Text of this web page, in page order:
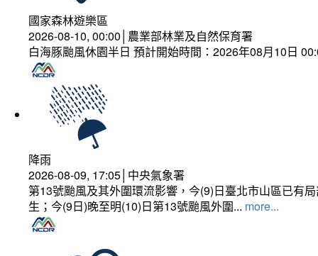
國家森林遊樂區
2026-08-10, 00:00│農業部林業及自然保育署
白海豚颱風休園半日 預計開始時間：2026年08月10日
降雨
2026-08-09, 17:05│中央氣象署
第13號颱風及其外圍環流影響，今(9)日臺北市山區已有
生；今(9日)晚至明(10)日第13號颱風外圍... more...